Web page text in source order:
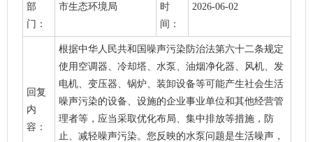
部
门：
市生态环境局
时
间：
2026-06-02
回复
内
容：
根据中华人民共和国噪声污染防治法第六十二条规定
使用空调器、冷却塔、水泵、油烟净化器、风机、发
电机、变压器、锅炉、装卸设备等可能产生社会生活
噪声污染的设备、设施的企业事业单位和其他经营管
理者等，应当采取优化布局、集中排放等措施，防
止、减轻噪声污染。您反映的水泵问题是生活噪声，